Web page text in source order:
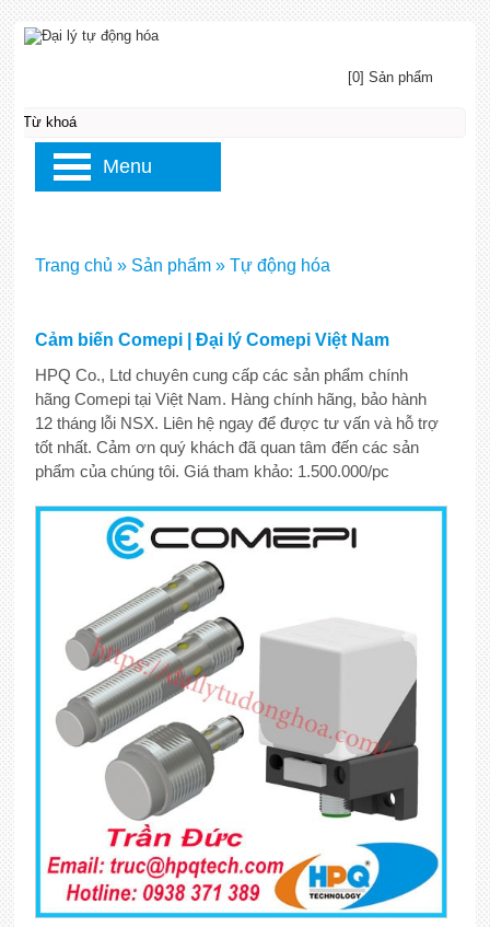
Cảm biến Comepi | Đại lý Comepi Việt Nam
HPQ Co., Ltd chuyên cung cấp các sản phẩm chính
hãng Comepi tại Việt Nam. Hàng chính hãng, bảo hành
12 tháng lỗi NSX. Liên hệ ngay để được tư vấn và hỗ trợ
tốt nhất. Cảm ơn quý khách đã quan tâm đến các sản
phẩm của chúng tôi. Giá tham khảo: 1.500.000/pc
Trang chủ » Sản phẩm » Tự động hóa
[0] Sản phẩm
Menu